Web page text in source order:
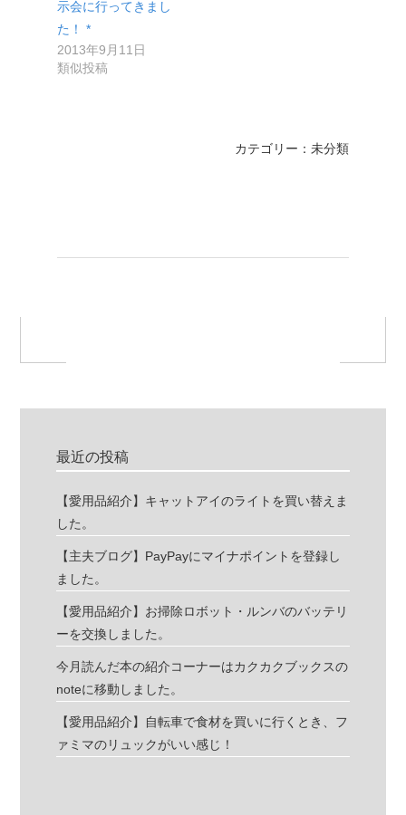
示会に行ってきまし
た！ *
2013年9月11日
類似投稿
カテゴリー：未分類
最近の投稿
【愛用品紹介】キャットアイのライトを買い替えま
した。
【主夫ブログ】PayPayにマイナポイントを登録し
ました。
【愛用品紹介】お掃除ロボット・ルンバのバッテリ
ーを交換しました。
今月読んだ本の紹介コーナーはカクカクブックスの
noteに移動しました。
【愛用品紹介】自転車で食材を買いに行くとき、フ
ァミマのリュックがいい感じ！